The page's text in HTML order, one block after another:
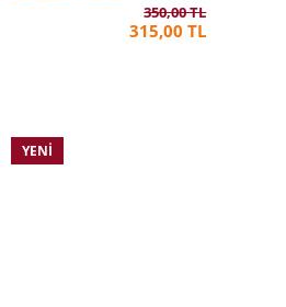
350,00 TL
315,00 TL
YENI